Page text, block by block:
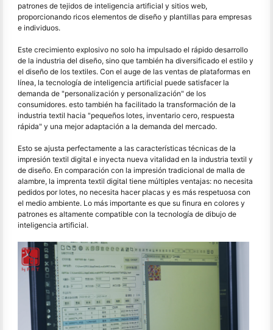
patrones de tejidos de inteligencia artificial y sitios web,
proporcionando ricos elementos de diseño y plantillas para empresas
e individuos.
Este crecimiento explosivo no solo ha impulsado el rápido desarrollo
de la industria del diseño, sino que también ha diversificado el estilo y
el diseño de los textiles. Con el auge de las ventas de plataformas en
línea, la tecnología de inteligencia artificial puede satisfacer la
demanda de "personalización y personalización" de los
consumidores. esto también ha facilitado la transformación de la
industria textil hacia "pequeños lotes, inventario cero, respuesta
rápida" y una mejor adaptación a la demanda del mercado.
Esto se ajusta perfectamente a las características técnicas de la
impresión textil digital e inyecta nueva vitalidad en la industria textil y
de diseño. En comparación con la impresión tradicional de malla de
alambre, la imprenta textil digital tiene múltiples ventajas: no necesita
pedidos por lotes, no necesita hacer placas y es más respetuosa con
el medio ambiente. Lo más importante es que su finura en colores y
patrones es altamente compatible con la tecnología de dibujo de
inteligencia artificial.